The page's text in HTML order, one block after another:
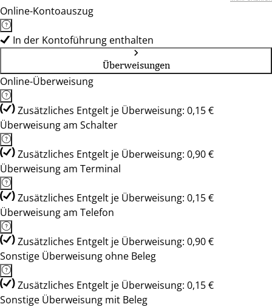
Online-Kontoauszug
In der Kontoführung enthalten
Überweisungen
Online-Überweisung
Zusätzliches Entgelt je Überweisung: 0,15 €
Überweisung am Schalter
Zusätzliches Entgelt je Überweisung: 0,90 €
Überweisung am Terminal
Zusätzliches Entgelt je Überweisung: 0,15 €
Überweisung am Telefon
Zusätzliches Entgelt je Überweisung: 0,90 €
Sonstige Überweisung ohne Beleg
Zusätzliches Entgelt je Überweisung: 0,15 €
Sonstige Überweisung mit Beleg